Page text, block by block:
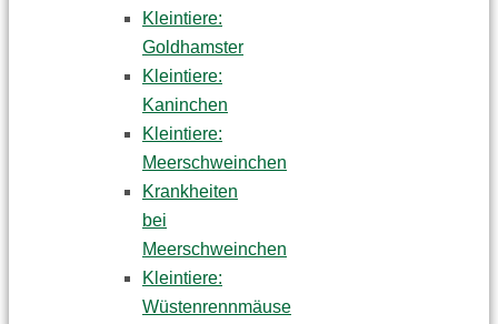
Kleintiere:
Goldhamster
Kleintiere:
Kaninchen
Kleintiere:
Meerschweinchen
Krankheiten
bei
Meerschweinchen
Kleintiere:
Wüstenrennmäuse